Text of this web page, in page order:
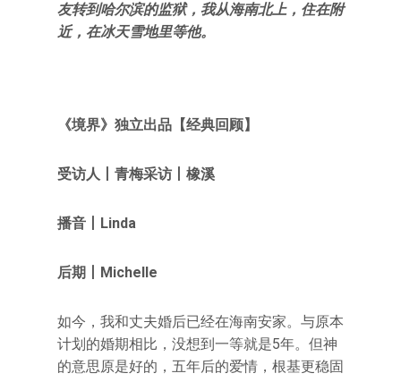
友转到哈尔滨的监狱，我从海南北上，住在附
近，在冰天雪地里等他。
《境界》独立出品【经典回顾】
受访人 丨青梅采访 丨橡溪
播音丨Linda
后期丨Michelle
如今，我和丈夫婚后已经在海南安家。与原本
计划的婚期相比，没想到一等就是5年。但神
的意思原是好的，五年后的爱情，根基更稳固